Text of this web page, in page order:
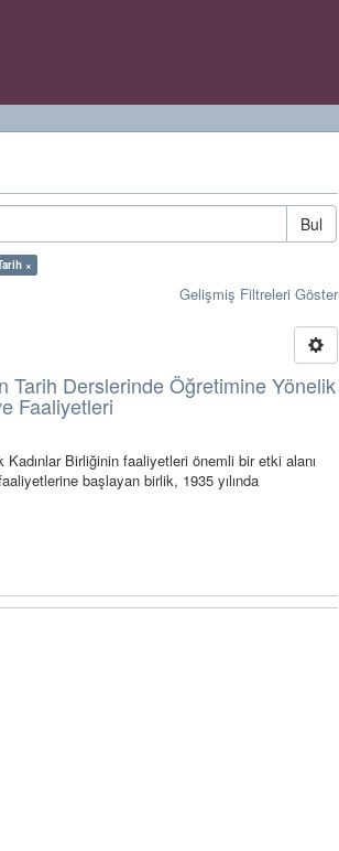
Bul
×
Gelişmiş Filtreleri Göster
Tarih Derslerinde Öğretimine Yönelik
Faaliyetleri
Birliğinin faaliyetleri önemli bir etki alanı
başlayan birlik, 1935 yılında